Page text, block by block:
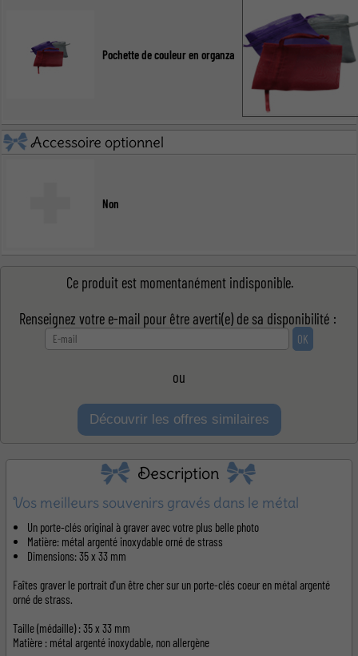
Pochette de couleur en organza
Accessoire optionnel
Non
Ce produit est momentanément indisponible.
Renseignez votre e-mail pour être averti(e) de sa disponibilité :
ou
Découvrir les offres similaires
Description
Vos meilleurs souvenirs gravés dans le métal
Un porte-clés original à graver avec votre plus belle photo
Matière: métal argenté inoxydable orné de strass
Dimensions: 35 x 33 mm
Faîtes graver le portrait d'un être cher sur un porte-clés coeur en métal argenté
orné de strass.
Taille (médaille) : 35 x 33 mm
Matière : métal argenté inoxydable, non allergène